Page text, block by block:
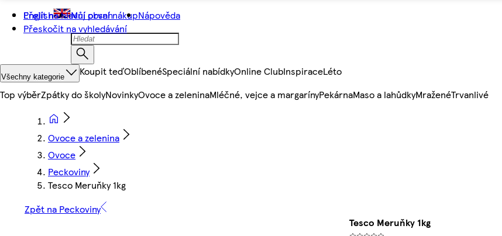
Přejít na hlavní obsah
Přeskočit na vyhledávání
English Můj první nákupNápověda
Všechny kategorie Koupit teďOblíbenéSpeciální nabídkyOnline ClubInspiraceLéto
Top výběrZpátky do školyNovinkyOvoce a zeleninaMléčné, vejce a margarínyPekárnaMaso a lahůdkyMraženéTrvanlivé
Ovoce a zelenina
Ovoce
Peckoviny
Tesco Meruňky 1kg
Zpět na Peckoviny
Tesco Meruňky 1kg